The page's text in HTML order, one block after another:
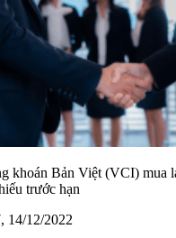
khoán Bản Việt (VCI) mua
trước hạn
14/12/2022